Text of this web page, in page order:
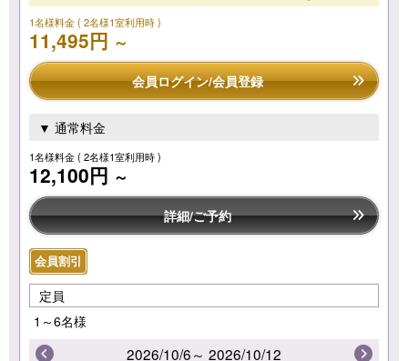
1名様料金( 2名様1室利用時 )
11,495円 ～
会員ログイン/会員登録
▼ 通常料金
1名様料金( 2名様1室利用時 )
12,100円 ～
詳細/ご予約
会員割引
定員
1～6名様
2026/10/6～ 2026/10/12